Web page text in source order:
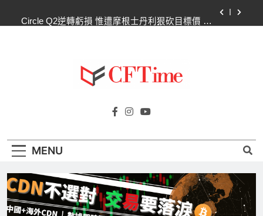
場聚焦流通量萎縮
比特幣失守關鍵阻力帶！50日SMA及斐波那契
63,600美元未收復，下降通道持續
Circle Q2逆轉虧損 惟遭摩根士丹利狠砍目標價 市
CLARITY法案60票門檻仍差關鍵缺口！民主黨七
Cftime.io
AI（ChatGPT）、區塊鏈、NFT、加密貨
MENU